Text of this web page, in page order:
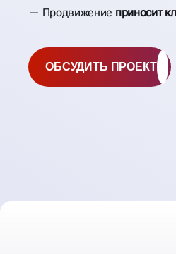
Продвижение приносит
ОБСУДИТЬ ПРОЕКТ